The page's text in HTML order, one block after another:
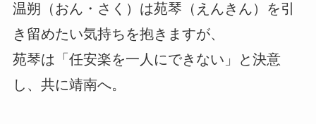
温朔（おん・さく）は苑琴（えんきん）を引
き留めたい気持ちを抱きますが、
苑琴は「任安楽を一人にできない」と決意
し、共に靖南へ。